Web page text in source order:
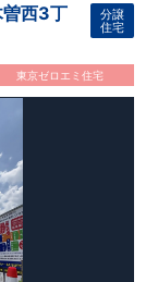
曽西3丁
分譲
住宅
東京ゼロエミ住宅